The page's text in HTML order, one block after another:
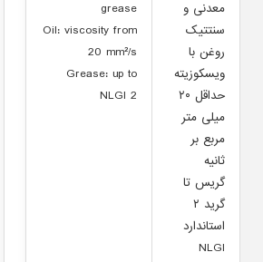
معدنی و
سنتتیک
روغن با
ویسکوزیته
حداقل ۲۰
میلی متر
مربع بر
ثانیه
گریس تا
گرید ۲
استاندارد
NLGI
grease
Oil: viscosity from
20 mm²/s
Grease: up to
NLGI 2